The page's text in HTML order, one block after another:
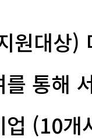
원대상)
를 통해
업 (10개